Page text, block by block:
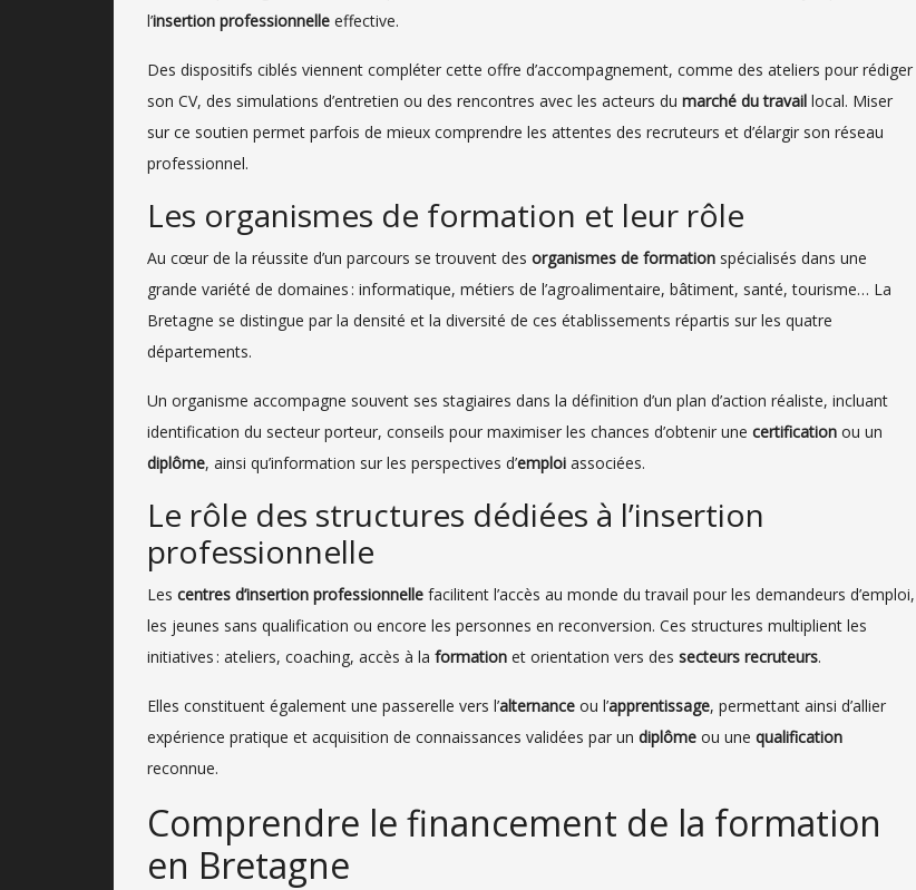
l’insertion professionnelle effective.
Des dispositifs ciblés viennent compléter cette offre d’accompagnement, comme des ateliers pour rédiger
son CV, des simulations d’entretien ou des rencontres avec les acteurs du marché du travail local. Miser
sur ce soutien permet parfois de mieux comprendre les attentes des recruteurs et d’élargir son réseau
professionnel.
Les organismes de formation et leur rôle
Au cœur de la réussite d’un parcours se trouvent des organismes de formation spécialisés dans une
grande variété de domaines : informatique, métiers de l’agroalimentaire, bâtiment, santé, tourisme… La
Bretagne se distingue par la densité et la diversité de ces établissements répartis sur les quatre
départements.
Un organisme accompagne souvent ses stagiaires dans la définition d’un plan d’action réaliste, incluant
identification du secteur porteur, conseils pour maximiser les chances d’obtenir une certification ou un
diplôme, ainsi qu’information sur les perspectives d’emploi associées.
Le rôle des structures dédiées à l’insertion
professionnelle
Les centres d’insertion professionnelle facilitent l’accès au monde du travail pour les demandeurs d’emploi,
les jeunes sans qualification ou encore les personnes en reconversion. Ces structures multiplient les
initiatives : ateliers, coaching, accès à la formation et orientation vers des secteurs recruteurs.
Elles constituent également une passerelle vers l’alternance ou l’apprentissage, permettant ainsi d’allier
expérience pratique et acquisition de connaissances validées par un diplôme ou une qualification
reconnue.
Comprendre le financement de la formation
en Bretagne